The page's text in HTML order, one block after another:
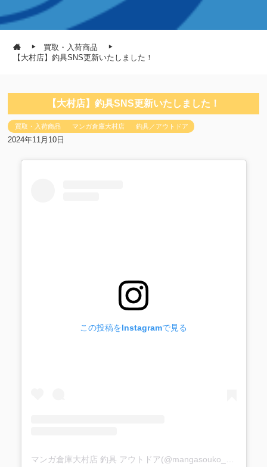
買取・入荷商品
【大村店】釣具SNS更新いたしました！
【大村店】釣具SNS更新いたしました！
買取・入荷商品 マンガ倉庫大村店 釣具／アウトドア
2024年11月10日
この投稿をInstagramで見る